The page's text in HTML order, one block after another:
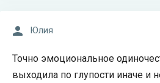
Юлия
Точно эмоциональное
выходила по глупости иначе и